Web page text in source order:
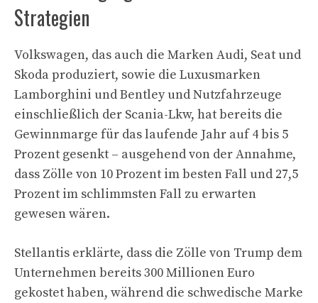
Strategien
Volkswagen, das auch die Marken Audi, Seat und
Skoda produziert, sowie die Luxusmarken
Lamborghini und Bentley und Nutzfahrzeuge
einschließlich der Scania-Lkw, hat bereits die
Gewinnmarge für das laufende Jahr auf 4 bis 5
Prozent gesenkt – ausgehend von der Annahme,
dass Zölle von 10 Prozent im besten Fall und 27,5
Prozent im schlimmsten Fall zu erwarten
gewesen wären.
Stellantis erklärte, dass die Zölle von Trump dem
Unternehmen bereits 300 Millionen Euro
gekostet haben, während die schwedische Marke